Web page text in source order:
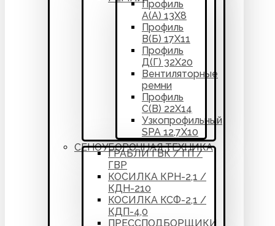
Профиль
А(А) 13Х8
Профиль
В(Б) 17Х11
Профиль
Д(Г) 32Х20
Вентиляторные
ремни
Профиль
С(В) 22Х14
Узкопрофильный
SPA 12,7Х10
СЕНОУБОРОЧНАЯ ТЕХНИКА
ГРАБЛИ ГВК / ГП /
ГВР
КОСИЛКА КРН-2,1 /
КДН-210
КОСИЛКА КСФ-2,1 /
КДП-4,0
ПРЕССПОДБОРЩИКИ